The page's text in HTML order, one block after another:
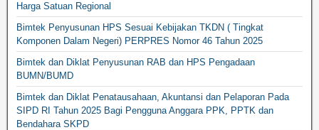
Harga Satuan Regional
Bimtek Penyusunan HPS Sesuai Kebijakan TKDN ( Tingkat
Komponen Dalam Negeri) PERPRES Nomor 46 Tahun 2025
Bimtek dan Diklat Penyusunan RAB dan HPS Pengadaan
BUMN/BUMD
Bimtek dan Diklat Penatausahaan, Akuntansi dan Pelaporan Pada
SIPD RI Tahun 2025 Bagi Pengguna Anggara PPK, PPTK dan
Bendahara SKPD